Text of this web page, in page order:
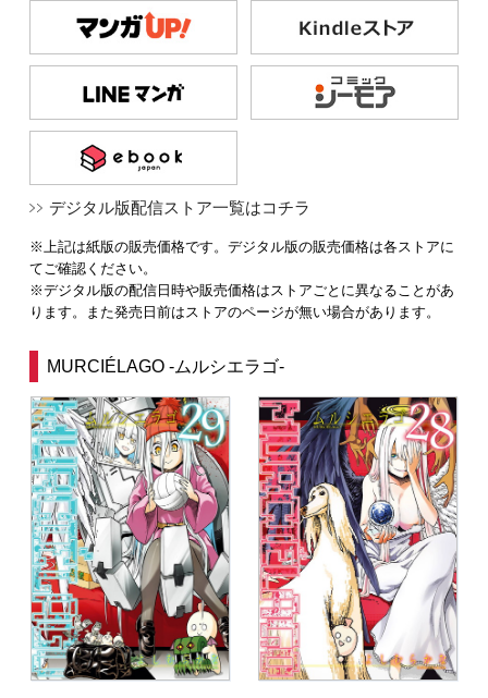
デジタル版配信ストア一覧はコチラ
※上記は紙版の販売価格です。デジタル版の販売価格は各ストアに
てご確認ください。
※デジタル版の配信日時や販売価格はストアごとに異なることがあ
ります。また発売日前はストアのページが無い場合があります。
MURCIÉLAGO -ムルシエラゴ-